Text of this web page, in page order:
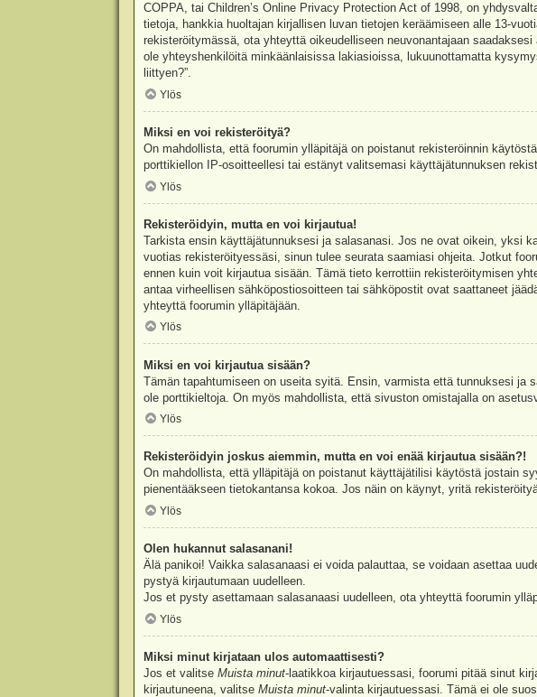
COPPA, tai Children’s Online Privacy Protection Act of 1998, on
tietoja, hankkia huoltajan kirjallisen luvan tietojen keräämiseen alle 13-
rekisteröitymässä, ota yhteyttä oikeudelliseen neuvonantajaan
ole yhteyshenkilöitä minkäänlaisissa lakiasioissa, lukuunottamatta
liittyen?”.
Ylös
Miksi en voi rekisteröityä?
On mahdollista, että foorumin ylläpitäjä on poistanut rekisteröinnin
porttikiellon IP-osoitteellesi tai estänyt valitsemasi käyttäjätunnuksen
Ylös
Rekisteröidyin, mutta en voi kirjautua!
Tarkista ensin käyttäjätunnuksesi ja salasanasi. Jos ne ovat oikein, yksi
vuotias rekisteröityessäsi, sinun tulee seurata saamiasi ohjeita. Jotkut
ennen kuin voit kirjautua sisään. Tämä tieto kerrottiin rekisteröitymisen
antaa virheellisen sähköpostiosoitteen tai sähköpostit ovat saattaneet
yhteyttä foorumin ylläpitäjään.
Ylös
Miksi en voi kirjautua sisään?
Tämän tapahtumiseen on useita syitä. Ensin, varmista että tunnuksesi
ole porttikieltoja. On myös mahdollista, että sivuston omistajalla on
Ylös
Rekisteröidyin joskus aiemmin, mutta en voi enää kirjautua sisään?!
On mahdollista, että ylläpitäjä on poistanut käyttäjätilisi käytöstä jostain
pienentääkseen tietokantansa kokoa. Jos näin on käynyt, yritä
Ylös
Olen hukannut salasanani!
Älä panikoi! Vaikka salasanaasi ei voida palauttaa, se voidaan asettaa
pystyä kirjautumaan uudelleen.
Jos et pysty asettamaan salasanaasi uudelleen, ota yhteyttä foorumin
Ylös
Miksi minut kirjataan ulos automaattisesti?
Jos et valitse Muista minut-laatikkoa kirjautuessasi, foorumi pitää sinut
kirjautuneena, valitse Muista minut-valinta kirjautuessasi. Tämä ei ole